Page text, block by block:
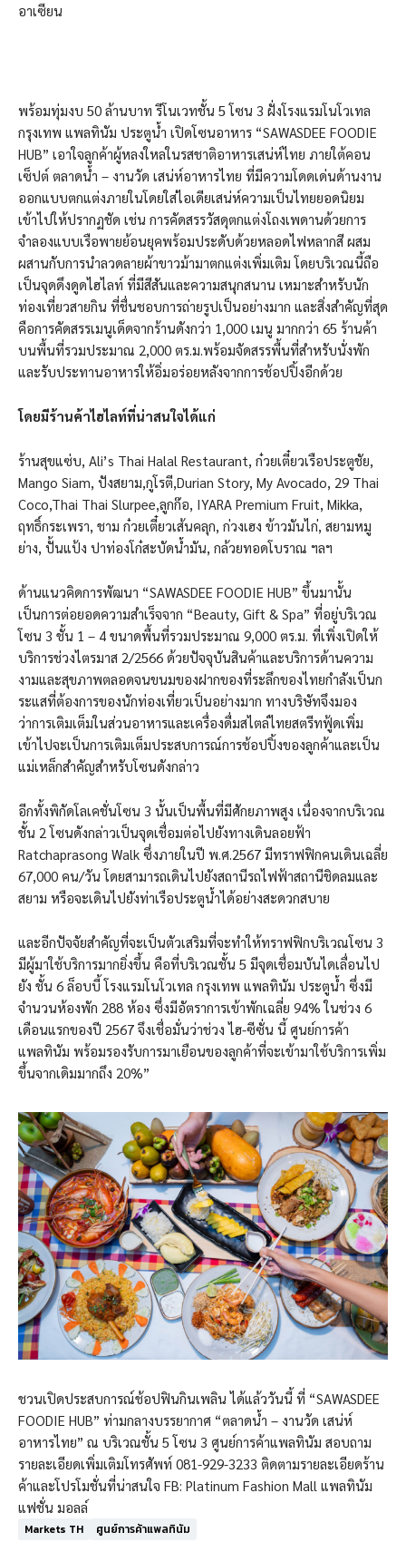
อาเซียน
พร้อมทุ่มงบ 50 ล้านบาท รีโนเวทชั้น 5 โซน 3 ฝั่งโรงแรมโนโวเทล
กรุงเทพ แพลทินัม ประตูน้ำ เปิดโซนอาหาร “SAWASDEE FOODIE
HUB” เอาใจลูกค้าผู้หลงใหลในรสชาติอาหารเสน่ห์ไทย ภายใต้คอน
เซ็ปต์ ตลาดน้ำ – งานวัด เสน่ห์อาหารไทย ที่มีความโดดเด่นด้านงาน
ออกแบบตกแต่งภายในโดยใส่ไอเดียเสน่ห์ความเป็นไทยยอดนิยม
เข้าไปให้ปรากฏชัด เช่น การคัดสรรวัสดุตกแต่งโถงเพดานด้วยการ
จำลองแบบเรือพายย้อนยุคพร้อมประดับด้วยหลอดไฟหลากสี ผสม
ผสานกับการนำลวดลายผ้าขาวม้ามาตกแต่งเพิ่มเติม โดยบริเวณนี้ถือ
เป็นจุดดึงดูดไฮไลท์ ที่มีสีสันและความสนุกสนาน เหมาะสำหรับนัก
ท่องเที่ยวสายกิน ที่ชื่นชอบการถ่ายรูปเป็นอย่างมาก และสิ่งสำคัญที่สุด
คือการคัดสรรเมนูเด็ดจากร้านดังกว่า 1,000 เมนู มากกว่า 65 ร้านค้า
บนพื้นที่รวมประมาณ 2,000 ตร.ม.พร้อมจัดสรรพื้นที่สำหรับนั่งพัก
และรับประทานอาหารให้อิ่มอร่อยหลังจากการช้อปปิ้งอีกด้วย
โดยมีร้านค้าไฮไลท์ที่น่าสนใจได้แก่
ร้านสุขแซ่บ, Ali’s Thai Halal Restaurant, ก๋วยเตี๋ยวเรือประตูชัย,
Mango Siam, ปังสยาม,กูโรตี,Durian Story, My Avocado, 29 Thai
Coco,Thai Thai Slurpee,ลูกก๊อ, IYARA Premium Fruit, Mikka,
ฤทธิ์กระเพรา, ชาม ก๋วยเตี๋ยวเส้นคลุก, ก่วงเฮง ข้าวมันไก่, สยามหมู
ย่าง, ปั้นแป้ง ปาท่องโก๋สะบัดน้ำมัน, กล้วยทอดโบราณ ฯลฯ
ด้านแนวคิดการพัฒนา “SAWASDEE FOODIE HUB” ขึ้นมานั้น
เป็นการต่อยอดความสำเร็จจาก “Beauty, Gift & Spa” ที่อยู่บริเวณ
โซน 3 ชั้น 1 – 4 ขนาดพื้นที่รวมประมาณ 9,000 ตร.ม. ที่เพิ่งเปิดให้
บริการช่วงไตรมาส 2/2566 ด้วยปัจจุบันสินค้าและบริการด้านความ
งามและสุขภาพตลอดจนขนมของฝากของที่ระลึกของไทยกำลังเป็นก
ระแสที่ต้องการของนักท่องเที่ยวเป็นอย่างมาก ทางบริษัทจึงมอง
ว่าการเติมเต็มในส่วนอาหารและเครื่องดื่มสไตล์ไทยสตรีทฟู้ดเพิ่ม
เข้าไปจะเป็นการเติมเต็มประสบการณ์การช้อปปิ้งของลูกค้าและเป็น
แม่เหล็กสำคัญสำหรับโซนดังกล่าว
อีกทั้งพิกัดโลเคชั่นโซน 3 นั้นเป็นพื้นที่มีศักยภาพสูง เนื่องจากบริเวณ
ชั้น 2 โซนดังกล่าวเป็นจุดเชื่อมต่อไปยังทางเดินลอยฟ้า
Ratchaprasong Walk ซึ่งภายในปี พ.ศ.2567 มีทราฟฟิกคนเดินเฉลี่ย
67,000 คน/วัน โดยสามารถเดินไปยังสถานีรถไฟฟ้าสถานีชิดลมและ
สยาม หรือจะเดินไปยังท่าเรือประตูน้ำได้อย่างสะดวกสบาย
และอีกปัจจัยสำคัญที่จะเป็นตัวเสริมที่จะทำให้ทราฟฟิกบริเวณโซน 3
มีผู้มาใช้บริการมากยิ่งขึ้น คือที่บริเวณชั้น 5 มีจุดเชื่อมบันไดเลื่อนไป
ยัง ชั้น 6 ล็อบบี้ โรงแรมโนโวเทล กรุงเทพ แพลทินัม ประตูน้ำ ซึ่งมี
จำนวนห้องพัก 288 ห้อง ซึ่งมีอัตราการเข้าพักเฉลี่ย 94% ในช่วง 6
เดือนแรกของปี 2567 จึงเชื่อมั่นว่าช่วง ไฮ-ซีซั่น นี้ ศูนย์การค้า
แพลทินัม พร้อมรองรับการมาเยือนของลูกค้าที่จะเข้ามาใช้บริการเพิ่ม
ขึ้นจากเดิมมากถึง 20%”
ชวนเปิดประสบการณ์ช้อปฟินกินเพลิน ได้แล้ววันนี้ ที่ “SAWASDEE
FOODIE HUB” ท่ามกลางบรรยากาศ “ตลาดน้ำ – งานวัด เสน่ห์
อาหารไทย” ณ บริเวณชั้น 5 โซน 3 ศูนย์การค้าแพลทินัม สอบถาม
รายละเอียดเพิ่มเติมโทรศัพท์ 081-929-3233 ติดตามรายละเอียดร้าน
ค้าและโปรโมชั่นที่น่าสนใจ FB: Platinum Fashion Mall แพลทินัม
แฟชั่น มอลล์
Markets TH ศูนย์การค้าแพลทินัม